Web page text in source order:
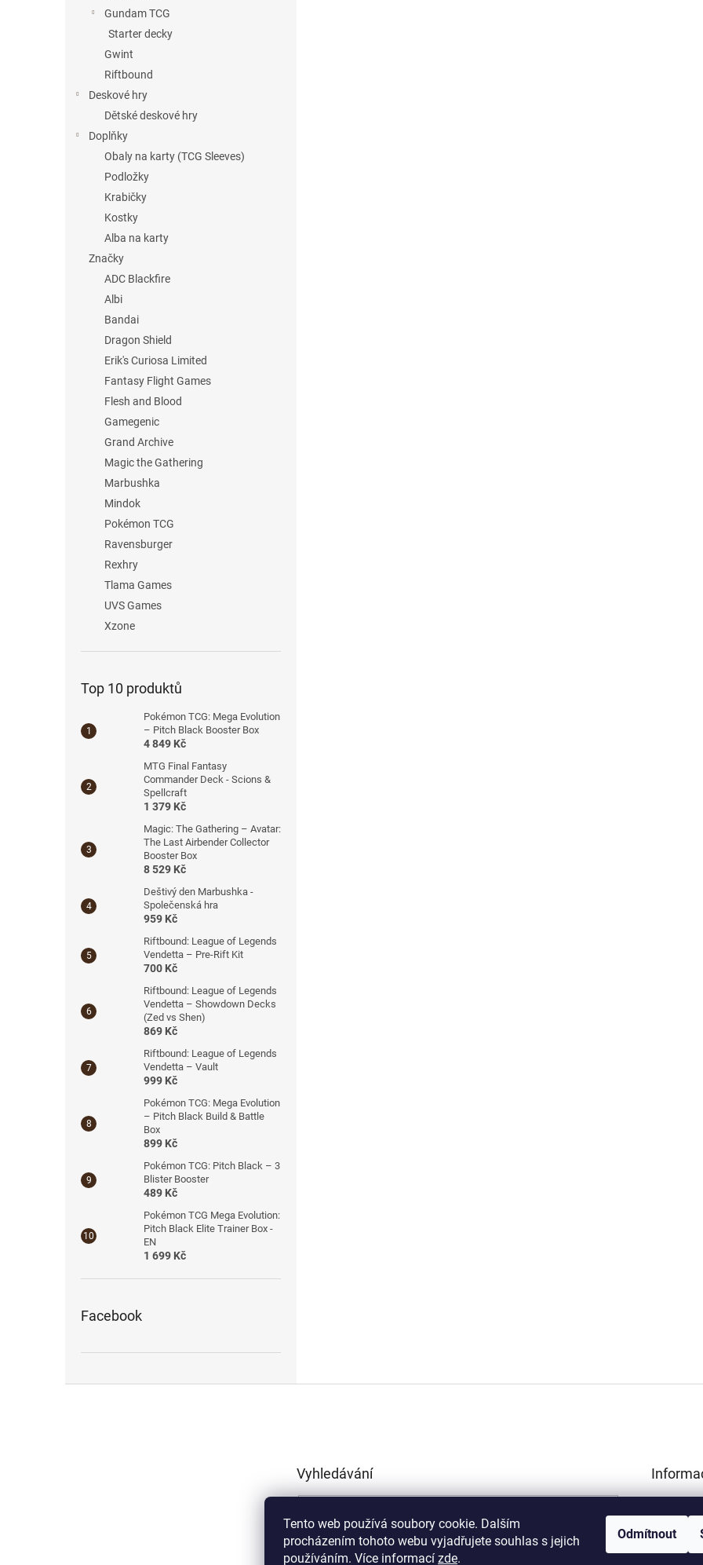
Tento web používá soubory cookie. Dalším
procházením tohoto webu vyjadřujete souhlas s jejich
používáním. Více informací zde.
Odmítnout
Gundam TCG
Starter decky
Gwint
Riftbound
Deskové hry
Dětské deskové hry
Doplňky
Obaly na karty (TCG Sleeves)
Podložky
Krabičky
Kostky
Alba na karty
Značky
ADC Blackfire
Albi
Bandai
Dragon Shield
Erik's Curiosa Limited
Fantasy Flight Games
Flesh and Blood
Gamegenic
Grand Archive
Magic the Gathering
Marbushka
Mindok
Pokémon TCG
Ravensburger
Rexhry
Tlama Games
UVS Games
Xzone
Top 10 produktů
Pokémon TCG: Mega Evolution
– Pitch Black Booster Box
4 849 Kč
MTG Final Fantasy
Commander Deck - Scions &
Spellcraft
1 379 Kč
Magic: The Gathering – Avatar:
The Last Airbender Collector
Booster Box
8 529 Kč
Deštivý den Marbushka -
Společenská hra
959 Kč
Riftbound: League of Legends
Vendetta – Pre-Rift Kit
700 Kč
Riftbound: League of Legends
Vendetta – Showdown Decks
(Zed vs Shen)
869 Kč
Riftbound: League of Legends
Vendetta – Vault
999 Kč
Pokémon TCG: Mega Evolution
– Pitch Black Build & Battle
Box
899 Kč
Pokémon TCG: Pitch Black – 3
Blister Booster
489 Kč
Pokémon TCG Mega Evolution:
Pitch Black Elite Trainer Box -
EN
1 699 Kč
Facebook
Vyhledávání
údajů
Kamenná